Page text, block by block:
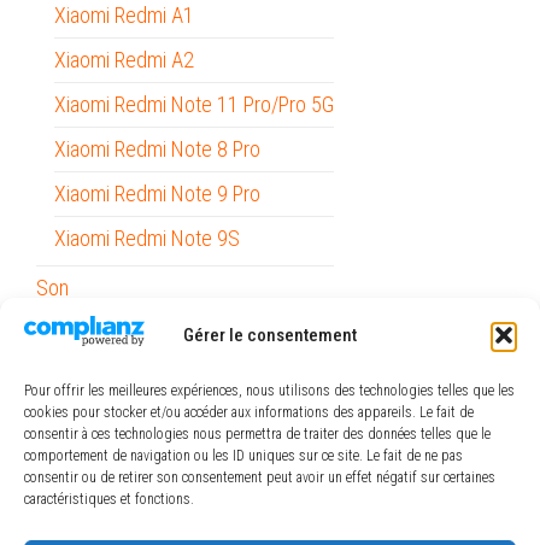
Gérer le consentement
Pour offrir les meilleures expériences, nous utilisons des technologies telles que les
cookies pour stocker et/ou accéder aux informations des appareils. Le fait de
consentir à ces technologies nous permettra de traiter des données telles que le
comportement de navigation ou les ID uniques sur ce site. Le fait de ne pas
consentir ou de retirer son consentement peut avoir un effet négatif sur certaines
caractéristiques et fonctions.
Xiaomi Redmi A1
Xiaomi Redmi A2
Xiaomi Redmi Note 11 Pro/Pro 5G
Xiaomi Redmi Note 8 Pro
Xiaomi Redmi Note 9 Pro
Xiaomi Redmi Note 9S
Son
Stylets
Outils
Papeterie / Bureau